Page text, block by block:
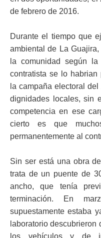
de febrero de 2016.
Durante el tiempo que
ambiental de La
la comunidad según
contratista se lo habrian
la campaña electoral
dignidades locales, sin
competencia en ese
cierto es que
permanentemente al
Sin ser está una obra
trata de un puente de
ancho, que tenía
terminación. En
supuestamente estaba
laboratorio
los vehículos y de